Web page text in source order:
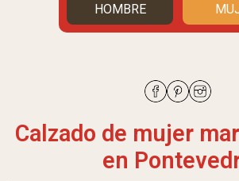
HOMBRE
Calzado de mujer
en